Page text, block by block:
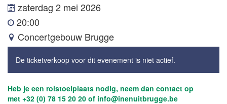
zaterdag 2 mei 2026
20:00
Concertgebouw Brugge
De ticketverkoop voor dit evenement is niet actief.
Heb je een rolstoelplaats nodig, neem dan contact op
met +32 (0) 78 15 20 20 of info@inenuitbrugge.be